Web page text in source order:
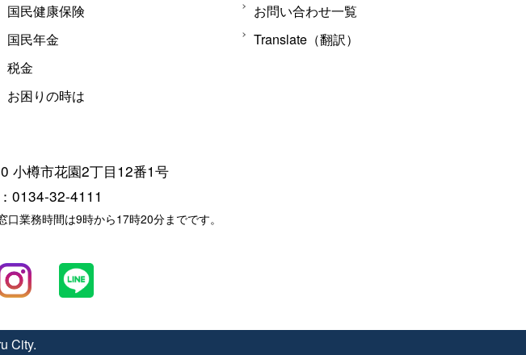
国民健康保険
国民年金
税金
お困りの時は
お問い合わせ一覧
Translate（翻訳）
小樽市花園2丁目12番1号
0134-32-4111
口業務時間は9時から17時20分までです。
City.